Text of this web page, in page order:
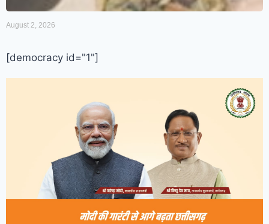
August 2, 2026
[democracy id="1"]